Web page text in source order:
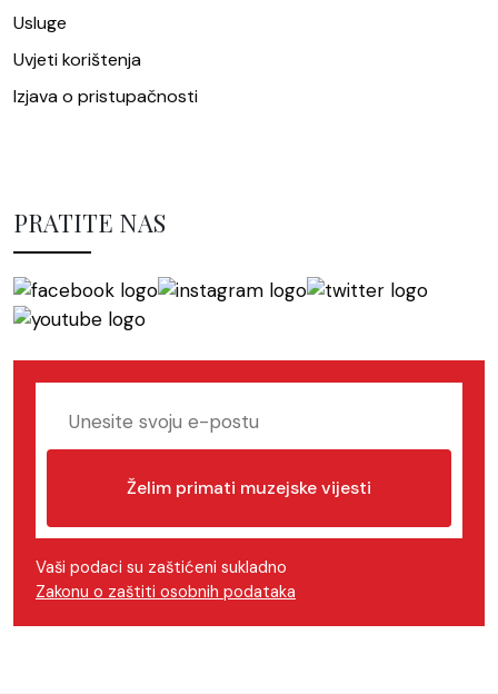
Usluge
Uvjeti korištenja
Izjava o pristupačnosti
PRATITE NAS
Želim primati muzejske vijesti
Vaši podaci su zaštićeni sukladno
Zakonu o zaštiti osobnih podataka